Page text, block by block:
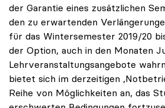
der Garantie eines zusätzlichen
den zu erwartenden
für das Wintersemester 2019/20
der Option, auch in den Monaten
Lehrveranstaltungsangebote
bietet sich im derzeitigen
Reihe von Möglichkeiten an, das